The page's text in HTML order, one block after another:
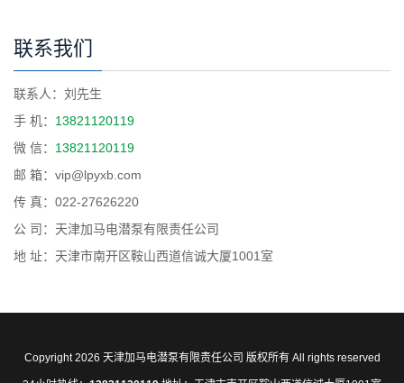
联系我们
联系人：刘先生
手 机： 13821120119
微 信： 13821120119
邮 箱：vip@lpyxb.com
传 真：022-27626220
公 司：天津加马电潜泵有限责任公司
地 址：天津市南开区鞍山西道信诚大厦1001室
Copyright 2026 天津加马电潜泵有限责任公司 版权所有 All rights reserved